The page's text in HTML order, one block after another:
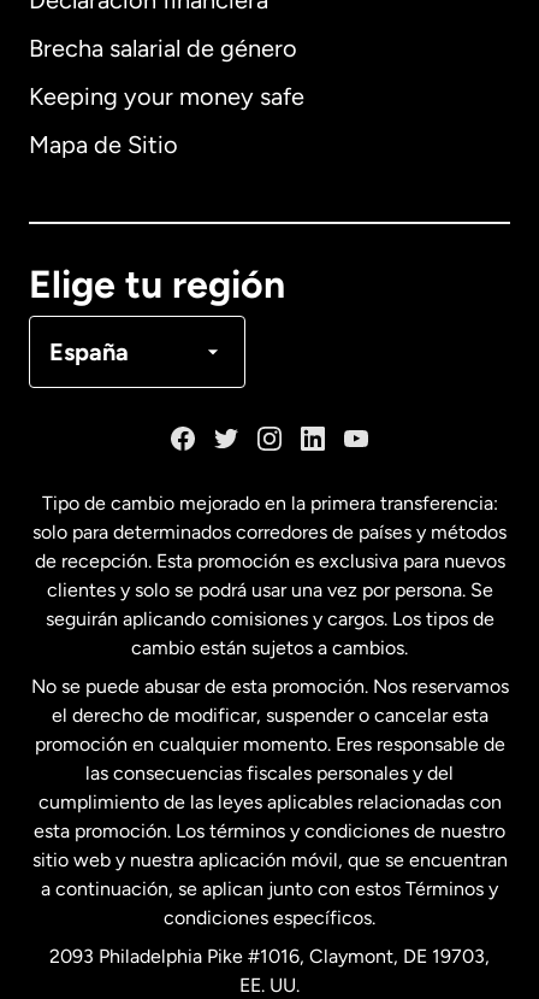
Brecha salarial de género
Keeping your money safe
Mapa de Sitio
Elige tu región
España
Alemania
Français
Estados Unidos English
Estados Unidos Español
Francia
Malasia
Nueva Zelanda
Países Bajos
Tipo de cambio mejorado en la primera transferencia:
solo para determinados corredores de países y métodos
de recepción. Esta promoción es exclusiva para nuevos
clientes y solo se podrá usar una vez por persona. Se
seguirán aplicando comisiones y cargos. Los tipos de
cambio están sujetos a cambios.
No se puede abusar de esta promoción. Nos reservamos
el derecho de modificar, suspender o cancelar esta
promoción en cualquier momento. Eres responsable de
las consecuencias fiscales personales y del
cumplimiento de las leyes aplicables relacionadas con
esta promoción. Los términos y condiciones de nuestro
sitio web y nuestra aplicación móvil, que se encuentran
a continuación, se aplican junto con estos Términos y
condiciones específicos.
2093 Philadelphia Pike #1016, Claymont, DE 19703,
EE. UU.